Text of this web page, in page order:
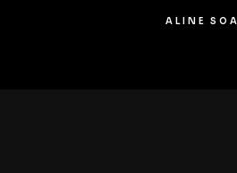
ALINE